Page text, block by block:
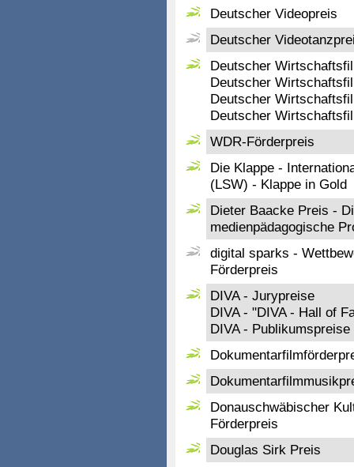
Deutscher Videopreis
Deutscher
Deutscher
Deutscher
Deutscher
Deutscher
WDR-Förderpreis
Die Klappe -
(LSW) - Klappe in Gold
Dieter Baacke Preis -
medienpädagogische
digital sparks -
Förderpreis
DIVA - Jurypreise
DIVA - "DIVA - Hall of
DIVA - Publikumspreise
Donauschwäbischer
Förderpreis
Douglas Sirk Preis